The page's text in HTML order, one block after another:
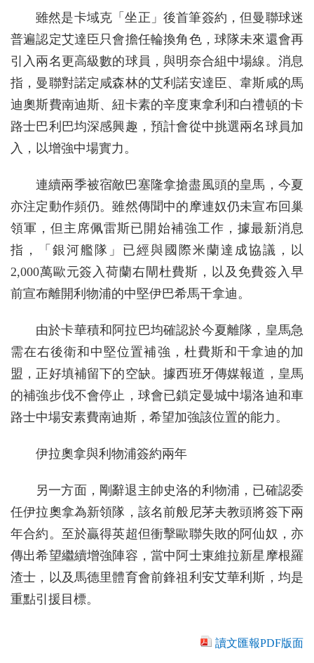
雖然是卡域克「坐正」後首筆簽約，但曼聯球迷
普遍認定艾達臣只會擔任輪換角色，球隊未來還會再
引入兩名更高級數的球員，與明奈合組中場線。消息
指，曼聯對諾定咸森林的艾利諾安達臣、韋斯咸的馬
迪奧斯費南迪斯、紐卡素的辛度東拿利和白禮頓的卡
路士巴利巴均深感興趣，預計會從中挑選兩名球員加
入，以增強中場實力。
連續兩季被宿敵巴塞隆拿搶盡風頭的皇馬，今夏
亦注定動作頻仍。雖然傳聞中的摩連奴仍未宣布回巢
領軍，但主席佩雷斯已開始補強工作，據最新消息
指，「銀河艦隊」已經與國際米蘭達成協議，以
2,000萬歐元簽入荷蘭右閘杜費斯，以及免費簽入早
前宣布離開利物浦的中堅伊巴希馬干拿迪。
由於卡華積和阿拉巴均確認於今夏離隊，皇馬急
需在右後衛和中堅位置補強，杜費斯和干拿迪的加
盟，正好填補留下的空缺。據西班牙傳媒報道，皇馬
的補強步伐不會停止，球會已鎖定曼城中場洛迪和車
路士中場安素費南迪斯，希望加強該位置的能力。
伊拉奧拿與利物浦簽約兩年
另一方面，剛辭退主帥史洛的利物浦，已確認委
任伊拉奧拿為新領隊，該名前般尼茅夫教頭將簽下兩
年合約。至於贏得英超但衝擊歐聯失敗的阿仙奴，亦
傳出希望繼續增強陣容，當中阿士東維拉新星摩根羅
渣士，以及馬德里體育會前鋒祖利安艾華利斯，均是
重點引援目標。
讀文匯報PDF版面